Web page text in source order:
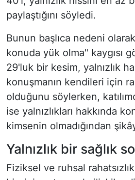
paylaştığını söyledi.
Bunun başlıca nedeni
konuda yük olma" kaygısı
29'luk bir kesim, yalnızlık
konuşmanın kendileri için
olduğunu söylerken,
ise yalnızlıkları hakkında
kimsenin olmadığından
Yalnızlık bir sağlık
Fiziksel ve ruhsal